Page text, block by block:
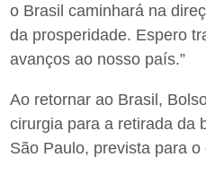
o Brasil caminhará na
da prosperidade. Espero
avanços ao nosso país.”
Ao retornar ao Brasil,
cirurgia para a retirada da
São Paulo, prevista para o